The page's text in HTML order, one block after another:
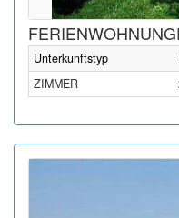
Unterkunftstyp
ZIMMER